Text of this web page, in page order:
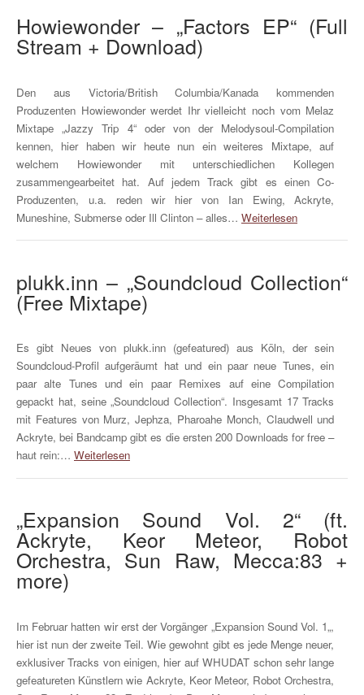
Howiewonder – „Factors EP“ (Full
Stream + Download)
Den aus Victoria/British Columbia/Kanada kommenden
Produzenten Howiewonder werdet Ihr vielleicht noch vom Melaz
Mixtape „Jazzy Trip 4“ oder von der Melodysoul-Compilation
kennen, hier haben wir heute nun ein weiteres Mixtape, auf
welchem Howiewonder mit unterschiedlichen Kollegen
zusammengearbeitet hat. Auf jedem Track gibt es einen Co-
Produzenten, u.a. reden wir hier von Ian Ewing, Ackryte,
Muneshine, Submerse oder Ill Clinton – alles… Weiterlesen
plukk.inn – „Soundcloud Collection“
(Free Mixtape)
Es gibt Neues von plukk.inn (gefeatured) aus Köln, der sein
Soundcloud-Profil aufgeräumt hat und ein paar neue Tunes, ein
paar alte Tunes und ein paar Remixes auf eine Compilation
gepackt hat, seine „Soundcloud Collection“. Insgesamt 17 Tracks
mit Features von Murz, Jephza, Pharoahe Monch, Claudwell und
Ackryte, bei Bandcamp gibt es die ersten 200 Downloads for free –
haut rein:… Weiterlesen
„Expansion Sound Vol. 2“ (ft.
Ackryte, Keor Meteor, Robot
Orchestra, Sun Raw, Mecca:83 +
more)
Im Februar hatten wir erst der Vorgänger „Expansion Sound Vol. 1„,
hier ist nun der zweite Teil. Wie gewohnt gibt es jede Menge neuer,
exklusiver Tracks von einigen, hier auf WHUDAT schon sehr lange
gefeatureten Künstlern wie Ackryte, Keor Meteor, Robot Orchestra,